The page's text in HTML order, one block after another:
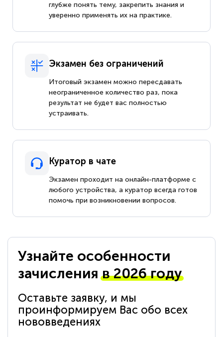
глубже понять тему, закрепить знания и
уверенно применять их на практике.
Экзамен без ограничений
Итоговый экзамен можно пересдавать
неограниченное количество раз, пока
результат не будет вас полностью
устраивать.
Куратор в чате
Экзамен проходит на онлайн-платформе с
любого устройства, а куратор всегда готов
помочь при возникновении вопросов.
Узнайте особенности
зачисленияв 2026 году
Оставьте заявку, и мы
проинформируем Вас обо всех
нововведениях